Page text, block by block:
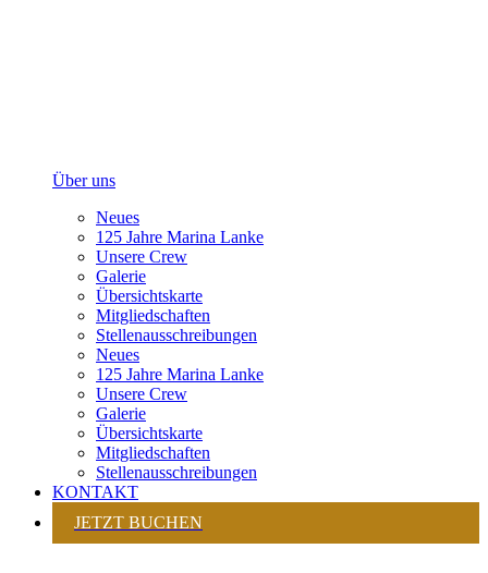
Über uns
Neues
125 Jahre Marina Lanke
Unsere Crew
Galerie
Übersichtskarte
Mitgliedschaften
Stellenausschreibungen
Neues
125 Jahre Marina Lanke
Unsere Crew
Galerie
Übersichtskarte
Mitgliedschaften
Stellenausschreibungen
KONTAKT
JETZT BUCHEN